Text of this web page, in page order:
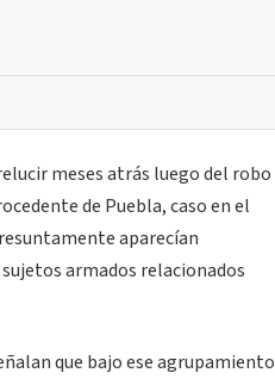
meses atrás luego del robo
de Puebla, caso en el
aparecían
armados relacionados
que bajo ese agrupamiento